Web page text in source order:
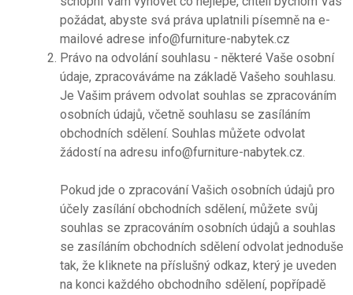
požádat, abyste svá práva uplatnili písemně na e-
mailové adrese info@furniture-nabytek.cz
Právo na odvolání souhlasu - některé Vaše osobní
údaje, zpracováváme na základě Vašeho souhlasu.
Je Vašim právem odvolat souhlas se zpracováním
osobních údajů, včetně souhlasu se zasíláním
obchodních sdělení. Souhlas můžete odvolat
žádostí na adresu info@furniture-nabytek.cz.
Pokud jde o zpracování Vašich osobních údajů pro
účely zasílání obchodních sdělení, můžete svůj
souhlas se zpracováním osobních údajů a souhlas
se zasíláním obchodních sdělení odvolat jednoduše
tak, že kliknete na příslušný odkaz, který je uveden
na konci každého obchodního sdělení, popřípadě